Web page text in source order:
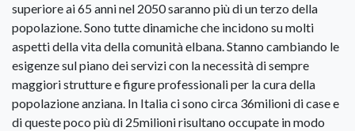
superiore ai 65 anni nel 2050 saranno più di un terzo della
popolazione. Sono tutte dinamiche che incidono su molti
aspetti della vita della comunità elbana. Stanno cambiando le
esigenze sul piano dei servizi con la necessità di sempre
maggiori strutture e figure professionali per la cura della
popolazione anziana. In Italia ci sono circa 36milioni di case e
di queste poco più di 25milioni risultano occupate in modo